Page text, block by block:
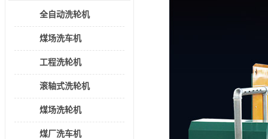
全自动洗轮机
煤场洗车机
工程洗轮机
滚轴式洗轮机
煤场洗轮机
煤厂洗车机